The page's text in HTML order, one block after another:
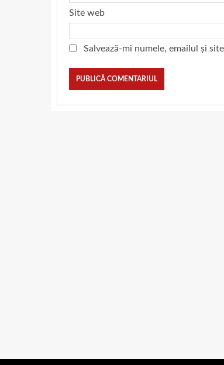
Site web
Salvează-mi numele, emailul și